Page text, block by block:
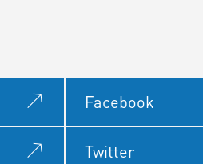
Facebook
Twitter